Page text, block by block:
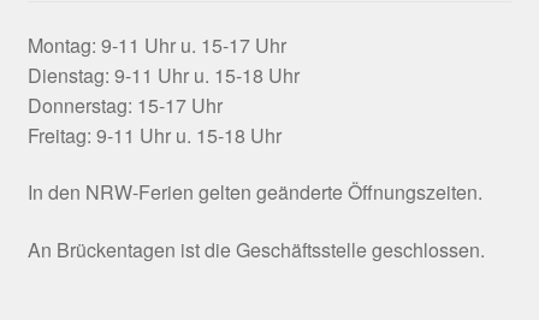
Montag: 9-11 Uhr u. 15-17 Uhr
Dienstag: 9-11 Uhr u. 15-18 Uhr
Donnerstag: 15-17 Uhr
Freitag: 9-11 Uhr u. 15-18 Uhr
In den NRW-Ferien gelten geänderte Öffnungszeiten.
An Brückentagen ist die Geschäftsstelle geschlossen.